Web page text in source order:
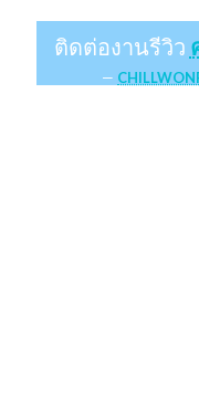
ติดต่องานรีวิว